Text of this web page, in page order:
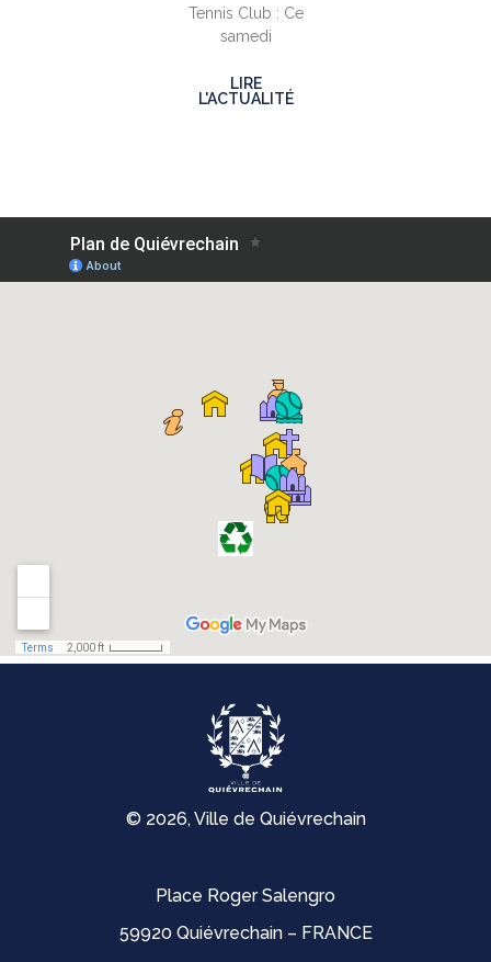
Tennis Club : Ce
samedi
LIRE
L'ACTUALITÉ
© 2026, Ville de Quiévrechain
Place Roger Salengro
59920 Quiévrechain – FRANCE